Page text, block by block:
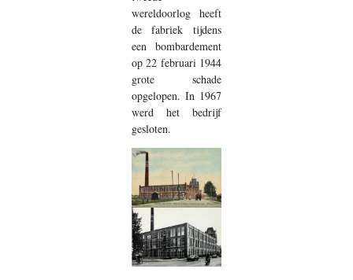
wereldoorlog heeft
de fabriek tijdens
een bombardement
op 22 februari 1944
grote schade
opgelopen. In 1967
werd het bedrijf
gesloten.